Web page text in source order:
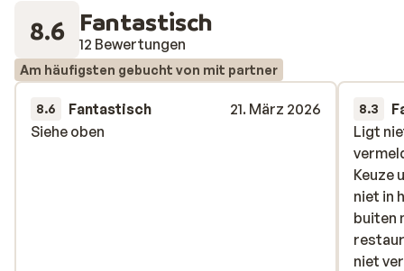
8.6 Fantastisch
12 Bewertungen
Am häufigsten gebucht von mit partner
8.6 Fantastisch
21. März 2026
Siehe oben
Siehe oben
8.3
Ligt
Keuze
niet in
buiten
niet
Ligt
Keuze
niet in
buiten
niet